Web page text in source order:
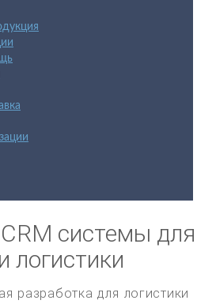
системы для
логистики
разработка для логистики